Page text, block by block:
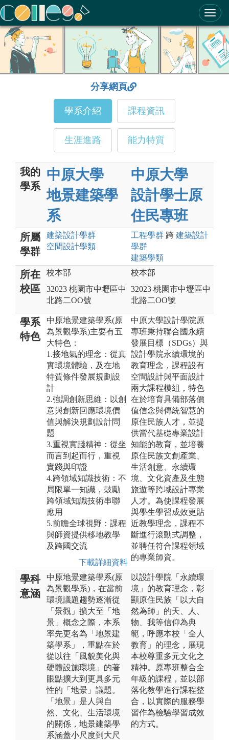
ColleGo! 大學選才與高中育才輔助系統
分享網頁
學系介紹 課程資訊
生涯進路 能力特質
我的
學系
中原大學
地景建築學
系
中原大學
設計學士原
住民專班
所屬
學群
建築設計學群
空間設計學類
工程學群 跨 建築設計
學群
建築學類
所在
校區
校本部
32023 桃園市中壢區中
北路二OO號
校本部
32023 桃園市中壢區中
北路二OO號
學系
特色
中原地景建築學系(原
為景觀學系)主要有五
大特色：
1.接地氣的理念：從真
實環境體驗，及在地
特質條件發展規劃設
計
2.強調創新思維：以創
意與創新回應環境價
值與解決規劃設計問
題
3.重視實踐精神：從坐
而言到起而行，重視
實踐與印證
4.跨領域知識技術：不
局限單一知識，鼓勵
跨領域知識技術串聯
應用
5.前瞻全球視野：課程
與師資提供移地教學
及跨國交流
下載詳細資料
中原大學設計學院原
專班秉持聯合國永續
發展目標（SDGs）與
設計學院永續環境的
教育理念，課程設有
空間設計與平面設計
兩大課程模組，特色
在於培育具備部落價
值信念與傳統智慧的
原住民族人才，並提
供當代基礎專業設計
知能的教育，並培養
原住民族文創產業、
生活創意、永續環
境、文化資產及生態
旅遊等跨域設計專業
人才。為使課程發展
與學生學習成效更貼
近教學理念，課程不
斷進行滾動式調整，
並聘任符合課程領域
的專業師資。
學科
意涵
中原地景建築學系(原
為景觀學系)，在當前
環境議題趨勢逐漸從
「景觀」擴大至「地
景」概念之際，本系
率先更名為「地景建
築學系」，重點在於
從以往「風貌美化與
硬體設施環境」的著
眼點擴大到更具多元
性的「地景」議題。
「地景」是人與自
然、文化、生活環境
的關係，地景建築學
系涵蓋小尺度到大尺
以設計學院「永續環
境」的教育理念，彰
顯原住民族「以大自
然為師」的天、人、
物、我等信仰為典
範，呼應本校「全人
教育」的理念，展現
本校尊重多元文化之
精神。原專班整合全
年級的課程，並以部
落化教學進行課程整
合，以實際的服務學
習作為檢驗學習成效
的方式。